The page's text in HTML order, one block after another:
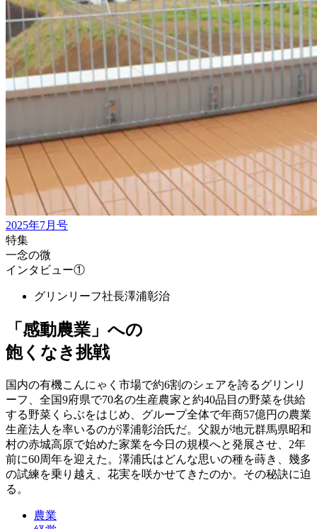
2025年7月号
特集
一念の微
インタビュー①
グリンリーフ社長澤浦彰治
「感動農業」への
飽くなき挑戦
国内の有機こんにゃく市場で約6割のシェアを誇るグリンリ
ーフ、全国9府県で70名の生産農家と約40品目の野菜を供給
する野菜くらぶをはじめ、グループ全体で年商57億円の農業
生産法人を率いるのが澤浦彰治氏だ。父親が地元群馬県昭和
村の赤城高原で始めた家業を今日の規模へと発展させ、2年
前に60周年を迎えた。澤浦氏はどんな思いの種を蒔き、幾多
の試練を乗り越え、花実を咲かせてきたのか。その秘訣に迫
る。
農業